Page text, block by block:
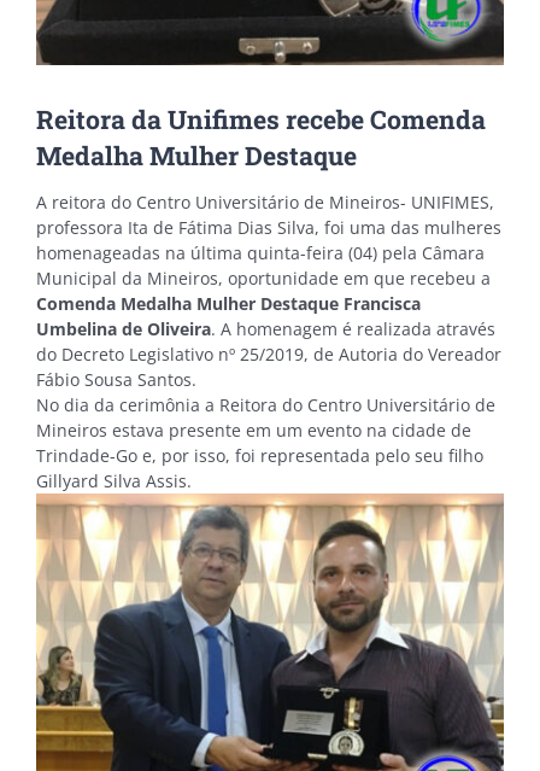
Reitora da Unifimes recebe Comenda
Medalha Mulher Destaque
A reitora do Centro Universitário de Mineiros- UNIFIMES,
professora Ita de Fátima Dias Silva, foi uma das mulheres
homenageadas na última quinta-feira (04) pela Câmara
Municipal da Mineiros, oportunidade em que recebeu a
Comenda Medalha Mulher Destaque Francisca
Umbelina de Oliveira. A homenagem é realizada através
do Decreto Legislativo nº 25/2019, de Autoria do Vereador
Fábio Sousa Santos.
No dia da cerimônia a Reitora do Centro Universitário de
Mineiros estava presente em um evento na cidade de
Trindade-Go e, por isso, foi representada pelo seu filho
Gillyard Silva Assis.